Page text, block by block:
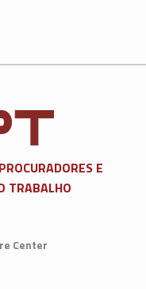
PROCURADORES E
TRABALHO
Center